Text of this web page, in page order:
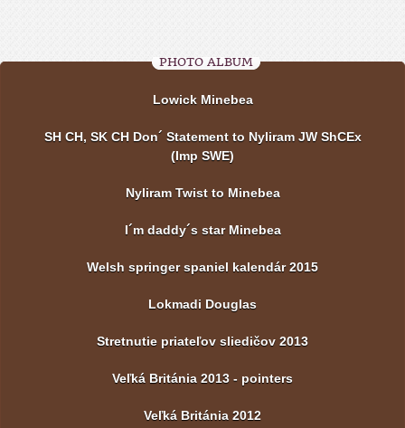
PHOTO ALBUM
Lowick Minebea
SH CH, SK CH Don´ Statement to Nyliram JW ShCEx
(Imp SWE)
Nyliram Twist to Minebea
I´m daddy´s star Minebea
Welsh springer spaniel kalendár 2015
Lokmadi Douglas
Stretnutie priateľov sliedičov 2013
Veľká Británia 2013 - pointers
Veľká Británia 2012